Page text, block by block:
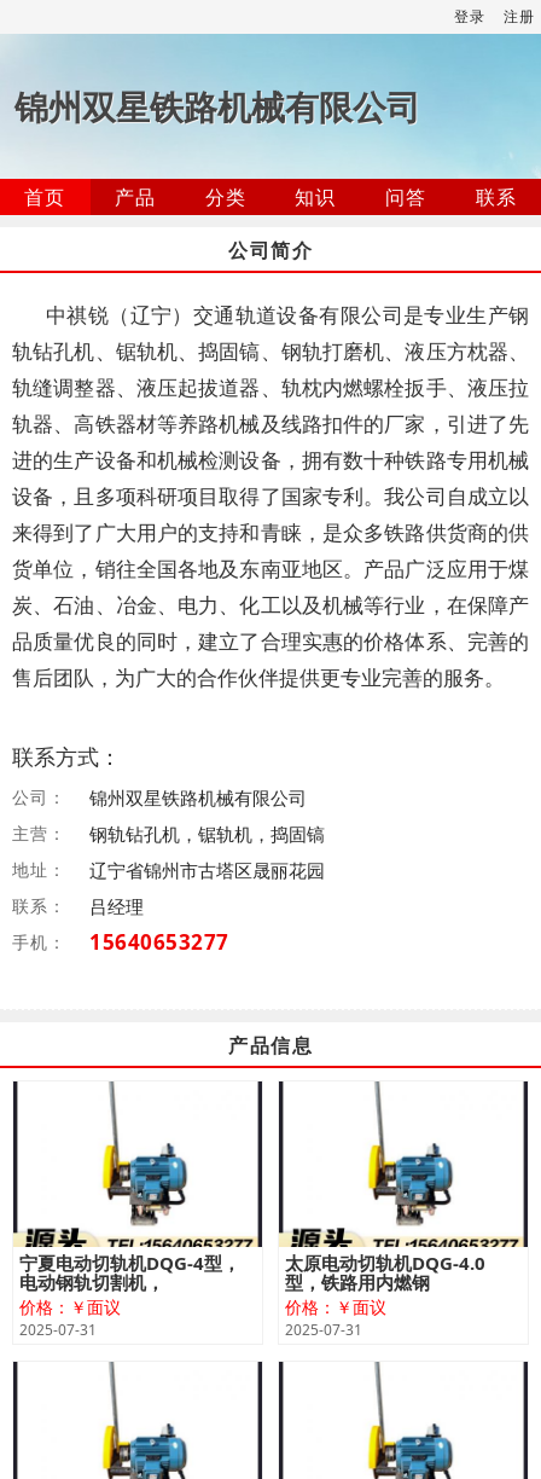
登录 注册
锦州双星铁路机械有限公司
首页 产品 分类 知识 问答
联系
公司简介
中祺锐（辽宁）交通轨道设备有限公司是专业生产钢
轨钻孔机、锯轨机、捣固镐、钢轨打磨机、液压方枕器、
轨缝调整器、液压起拔道器、轨枕内燃螺栓扳手、液压拉
轨器、高铁器材等养路机械及线路扣件的厂家，引进了先
进的生产设备和机械检测设备，拥有数十种铁路专用机械
设备，且多项科研项目取得了国家专利。我公司自成立以
来得到了广大用户的支持和青睐，是众多铁路供货商的供
货单位，销往全国各地及东南亚地区。产品广泛应用于煤
炭、石油、冶金、电力、化工以及机械等行业，在保障产
品质量优良的同时，建立了合理实惠的价格体系、完善的
售后团队，为广大的合作伙伴提供更专业完善的服务。
联系方式：
公司： 锦州双星铁路机械有限公司
主营： 钢轨钻孔机，锯轨机，捣固镐
地址： 辽宁省锦州市古塔区晟丽花园
联系： 吕经理
手机： 15640653277
产品信息
宁夏电动切轨机DQG-4型，
电动钢轨切割机，
价格：￥面议
2025-07-31
太原电动切轨机DQG-4.0
型，铁路用内燃钢
价格：￥面议
2025-07-31